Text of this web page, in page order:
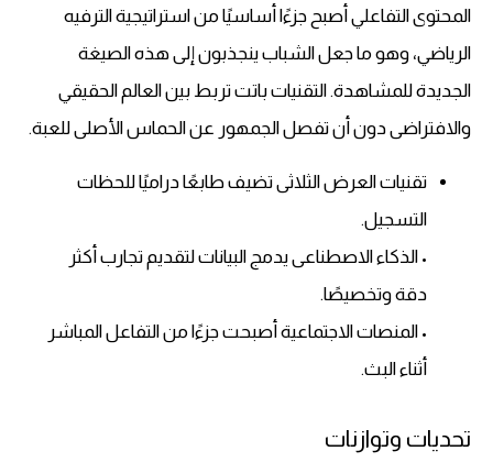
المحتوى التفاعلي أصبح جزءًا أساسيًا من استراتيجية الترفيه
الرياضي، وهو ما جعل الشباب ينجذبون إلى هذه الصيغة
الجديدة للمشاهدة. التقنيات باتت تربط بين العالم الحقيقي
والافتراضى دون أن تفصل الجمهور عن الحماس الأصلى للعبة.
تقنيات العرض الثلاثى تضيف طابعًا دراميًا للحظات
التسجيل.
• الذكاء الاصطناعى يدمج البيانات لتقديم تجارب أكثر
دقة وتخصيصًا.
• المنصات الاجتماعية أصبحت جزءًا من التفاعل المباشر
أثناء البث.
تحديات وتوازنات